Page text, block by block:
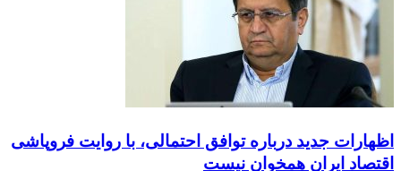
جدید درباره توافق احتمالی، با روایت فروپاشی
ایران همخوان نیست